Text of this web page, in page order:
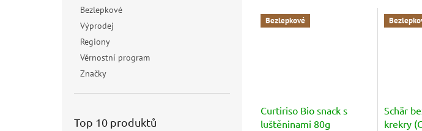
Bezlepkové
Výprodej
Regiony
Věrnostní program
Značky
Top 10 produktů
Bezlepkové
Curtiriso Bio snack s
luštěninami 80g
Schär
krekry